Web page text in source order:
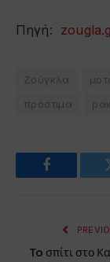
Πηγή:
Ζούγκλα
πρόστιμα
Facebook
To σπίτι στο